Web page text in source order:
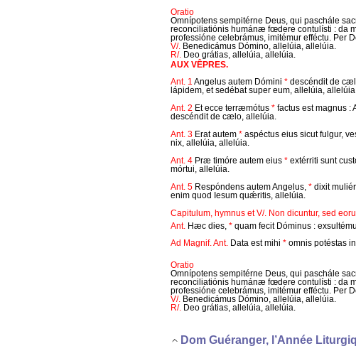
Oratio
Omnípotens sempitérne Deus, qui paschále
reconciliatiónis humánæ fœdere contulísti : da
professióne celebrámus, imitémur efféctu. Per
V/. Benedicámus Dómino, allelúia, allelúia.
R/. Deo grátias, allelúia, allelúia.
AUX VÊPRES.
Ant. 1 Angelus autem Dómini * descéndit de
lápidem, et sedébat super eum, allelúia,
Ant. 2 Et ecce terræmótus * factus est magnus :
descéndit de cælo, allelúia.
Ant. 3 Erat autem * aspéctus eius sicut fulgur,
nix, allelúia, allelúia.
Ant. 4 Præ timóre autem eius * extérriti sunt
mórtui, allelúia.
Ant. 5 Respóndens autem Angelus, * dixit
enim quod Iesum quǽritis, allelúia.
Capitulum, hymnus et V/. Non dicuntur, sed
Ant. Hæc dies, * quam fecit Dóminus :
Ad Magnif. Ant. Data est mihi * omnis potéstas
Oratio
Omnípotens sempitérne Deus, qui paschále
reconciliatiónis humánæ fœdere contulísti : da
professióne celebrámus, imitémur efféctu. Per
V/. Benedicámus Dómino, allelúia, allelúia.
R/. Deo grátias, allelúia, allelúia.
Dom Guéranger, l’Année